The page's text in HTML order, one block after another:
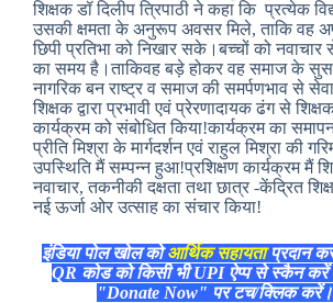
शिक्षक डॉ दिलीप त्रिपाठी ने कहा कि प्रत्येक
उसकी क्षमता के अनुरूप अवसर मिले, ताकि वह
छिपी प्रतिभा को निखार सके।बच्चों को नवाचार
का समय है।ताकिवह बड़े होकर वह समाज के
नागरिक बन राष्ट्र व समाज की समर्पणभाव से
शिक्षक द्वारा प्रभावी एवं प्रेरणादायक ढंग से
कार्यक्रम को संबोधित किया!कार्यक्रम का समापन
प्रीति मिश्रा के मार्गदर्शन एवं राहुल मिश्रा की
उपस्थिति मैं सम्पन्न हुआ!प्रशिक्षण कार्यक्रम मैं
नवाचार, तकनीकी दक्षता तथा छात्र -केंद्रित
नई ऊर्जा ओर उत्साह का संचार किया!
इंडिया पोल खोल कोआर्थिक सहायताप्रदान
QR कोड को किसी भी UPI ऐप्प से स्कैन
"Donate Now" पर टच/क्लिक करें।